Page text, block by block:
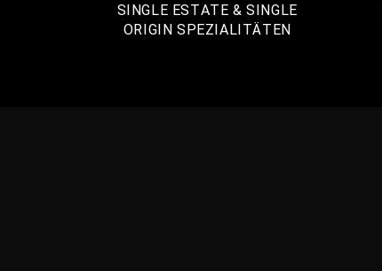
SINGLE ESTATE & SINGLE
ORIGIN SPEZIALITÄTEN